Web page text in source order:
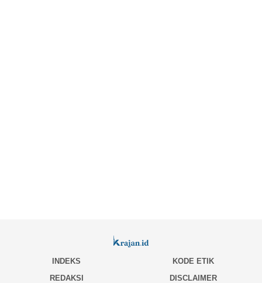
INDEKS
KODE ETIK
REDAKSI
DISCLAIMER